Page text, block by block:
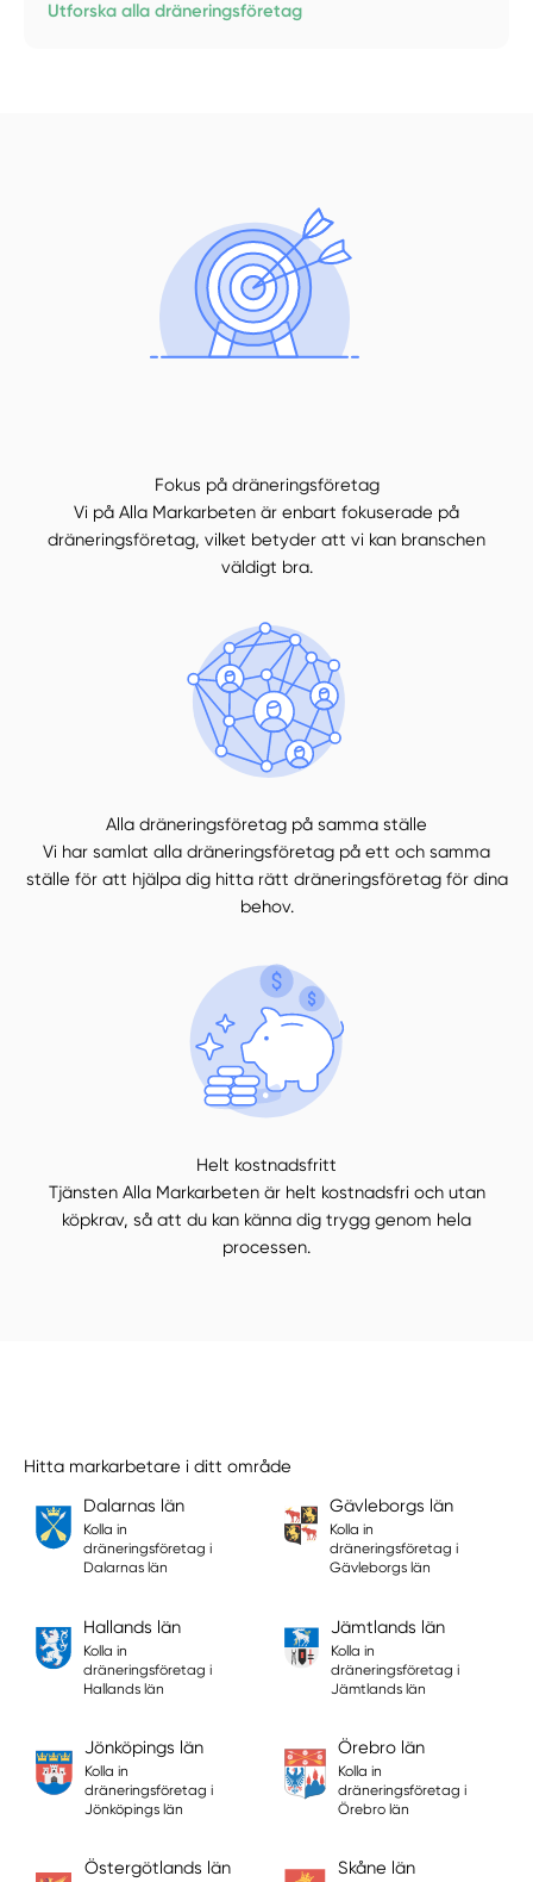
Utforska alla dräneringsföretag
Fokus på dräneringsföretag
Vi på Alla Markarbeten är enbart fokuserade på
dräneringsföretag, vilket betyder att vi kan branschen
väldigt bra.
Alla dräneringsföretag på samma ställe
Vi har samlat alla dräneringsföretag på ett och samma
ställe för att hjälpa dig hitta rätt dräneringsföretag för dina
behov.
Helt kostnadsfritt
Tjänsten Alla Markarbeten är helt kostnadsfri och utan
köpkrav, så att du kan känna dig trygg genom hela
processen.
Hitta markarbetare i ditt område
Dalarnas län
Kolla in
dräneringsföretag i
Dalarnas län
Gävleborgs län
Kolla in
dräneringsföretag i
Gävleborgs län
Hallands län
Kolla in
dräneringsföretag i
Hallands län
Jämtlands län
Kolla in
dräneringsföretag i
Jämtlands län
Jönköpings län
Kolla in
dräneringsföretag i
Jönköpings län
Örebro län
Kolla in
dräneringsföretag i
Örebro län
Östergötlands län Skåne län